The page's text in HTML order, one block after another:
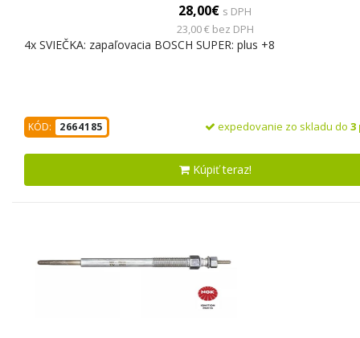
28,00€ s DPH
23,00 € bez DPH
4x SVIEČKA: zapaľovacia BOSCH SUPER: plus +8
KÓD: 2664185 expedovanie zo skladu do 3
Kúpiť teraz!